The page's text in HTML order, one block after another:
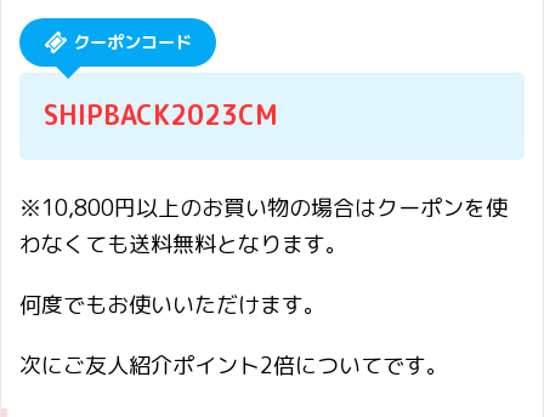
クーポンコード
SHIPBACK2023CM
※10,800円以上のお買い物の場合はクーポンを使
わなくても送料無料となります。
何度でもお使いいただけます。
次にご友人紹介ポイント2倍についてです。